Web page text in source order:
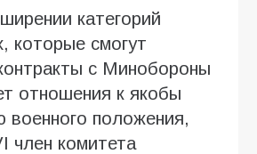
категорий
которые смогут
с Минобороны
отношения к якобы
военного положения,
член комитета